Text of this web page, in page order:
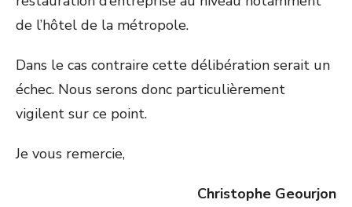
de l’hôtel de la métropole.
Dans le cas contraire cette délibération serait un
échec. Nous serons donc particulièrement
vigilent sur ce point.
Je vous remercie,
Christophe Geourjon